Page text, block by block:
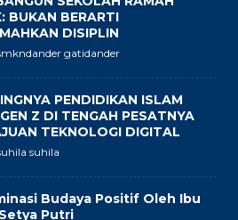
BUKAN BERARTI
DISIPLIN
gatidander
PENDIDIKAN ISLAM
Z DI TENGAH PESATNYA
TEKNOLOGI DIGITAL
suhila
Budaya Positif Oleh Ibu
Putri